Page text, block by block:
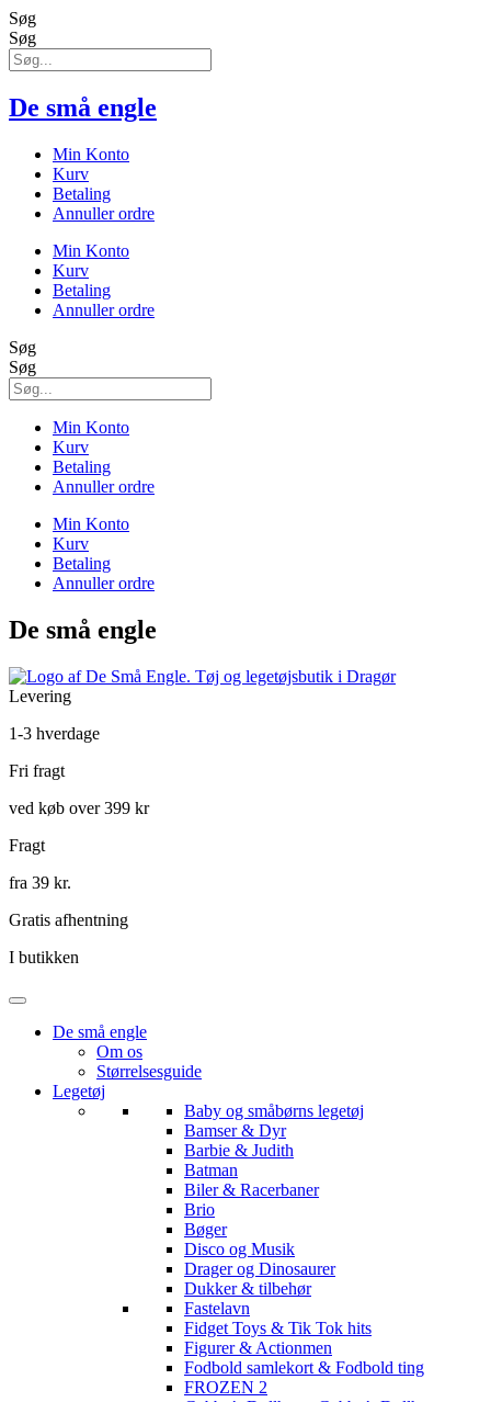
Søg
Søg
De små engle
Min Konto
Kurv
Betaling
Annuller ordre
Min Konto
Kurv
Betaling
Annuller ordre
Søg
Søg
Min Konto
Kurv
Betaling
Annuller ordre
Min Konto
Kurv
Betaling
Annuller ordre
De små engle
Levering
1-3 hverdage
Fri fragt
ved køb over 399 kr
Fragt
fra 39 kr.
Gratis afhentning
I butikken
De små engle
Om os
Størrelsesguide
Legetøj
Baby og småbørns legetøj
Bamser & Dyr
Barbie & Judith
Batman
Biler & Racerbaner
Brio
Bøger
Disco og Musik
Drager og Dinosaurer
Dukker & tilbehør
Fastelavn
Fidget Toys & Tik Tok hits
Figurer & Actionmen
Fodbold samlekort & Fodbold ting
FROZEN 2